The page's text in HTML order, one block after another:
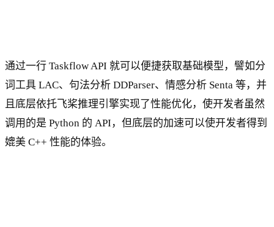
通过一行 Taskflow API 就可以便捷获取基础模型，譬如分
词工具 LAC、句法分析 DDParser、情感分析 Senta 等，并
且底层依托飞桨推理引擎实现了性能优化，使开发者虽然
调用的是 Python 的 API，但底层的加速可以使开发者得到
媲美 C++ 性能的体验。